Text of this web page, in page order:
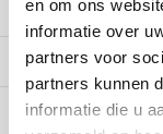
en om ons
informatie over
partners voor
partners kunnen
informatie die u
Mein Konto
Kategorien
Impressum